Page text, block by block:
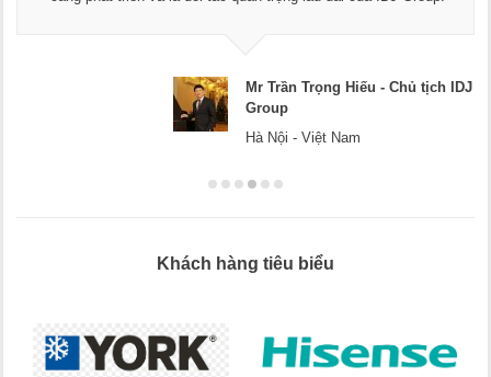
Khách hàng tiêu biểu